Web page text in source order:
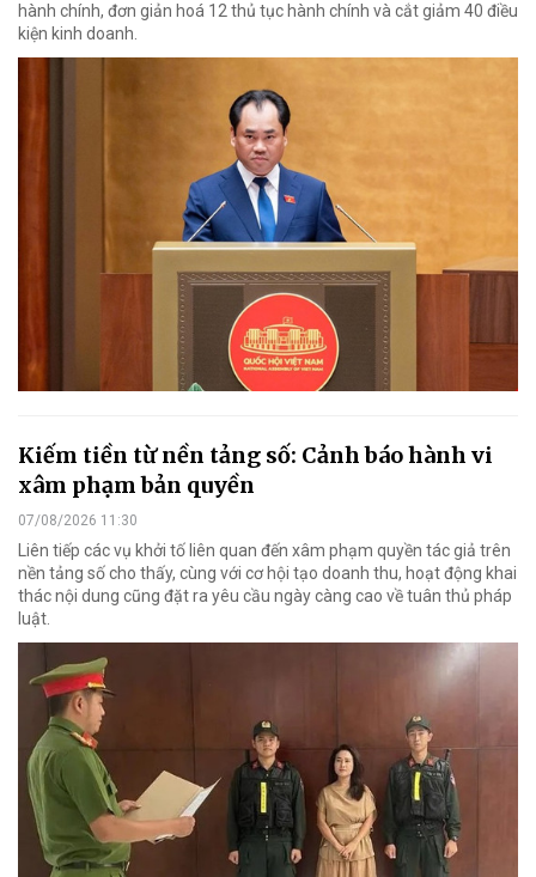
hành chính, đơn giản hoá 12 thủ tục hành chính và cắt giảm 40 điều
kiện kinh doanh.
Kiếm tiền từ nền tảng số: Cảnh báo hành vi
xâm phạm bản quyền
07/08/2026 11:30
Liên tiếp các vụ khởi tố liên quan đến xâm phạm quyền tác giả trên
nền tảng số cho thấy, cùng với cơ hội tạo doanh thu, hoạt động khai
thác nội dung cũng đặt ra yêu cầu ngày càng cao về tuân thủ pháp
luật.